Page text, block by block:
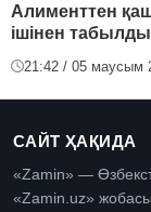
Алименттен
ішінен табылды
21:42 / 05 маусым
САЙТ ҲАҚИДА
«Zamin» —
«Zamin.uz»